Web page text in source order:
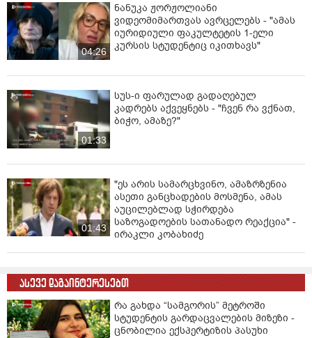
04:26
ნანუკა ჟორჟოლიანი
ვიდეომიმართვას ავრცელებს - "ამას
იურიდიული ფაკულტეტის 1-ელი
კურსის სტუდენტიც იკითხავს"
01:33
სუს-ი ფარულად გადაღებულ
კადრებს აქვეყნებს - "ჩვენ რა ვქნათ,
ბიჭო, ამაზე?"
01:43
"ეს არის სამარცხვინო, ამაზრზენია
ასეთი განცხადების მოსმენა, ამას
აუცილებლად სჭირდება
საზოგადოების სათანადო რეაქცია" -
ირაკლი კობახიძე
ასევე დაგაინტერესებთ
რა გახდა “სამგორის” მეტროში
სტუდენტის გარდაცვალების მიზეზი -
ცნობილია ექსპერტიზის პასუხი